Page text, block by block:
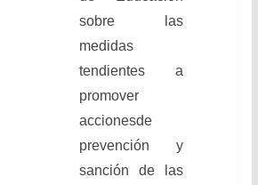
sobre las
medidas
tendientes a
promover
accionesde
prevención y
sanción de las